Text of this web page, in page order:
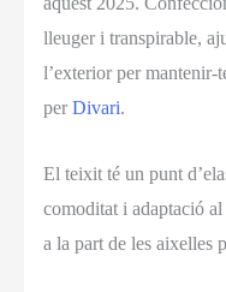
lleuger i transpirable,
l’exterior per mantenir-
per Divari.
El teixit té un punt
comoditat i adaptació
a la part de les aixelles